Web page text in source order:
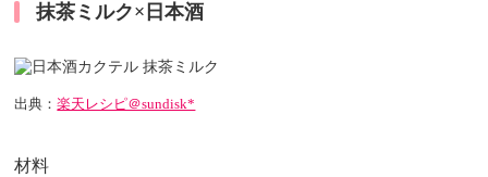
抹茶ミルク×日本酒
出典：楽天レシピ＠sundisk*
材料